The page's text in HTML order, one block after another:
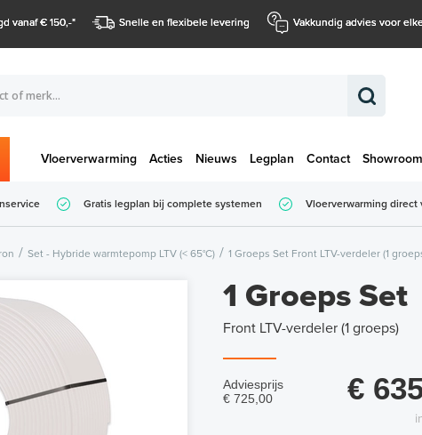
vanaf € 150,-* Snelle en flexibele levering Vakkundig advies voor
Vloerverwarming Acties Nieuws Legplan Contact Showroom
Totaalbedrag (incl. BTW)
Gratis legplan bij complete systemen Vloerverwarming direct
Set - Hybride warmtepomp LTV (< 65°C) 1 Groeps Set Front LTV-verdeler (1
1 Groeps Set
Front LTV-verdeler (1 groeps)
Adviesprijs
€ 725,00
€